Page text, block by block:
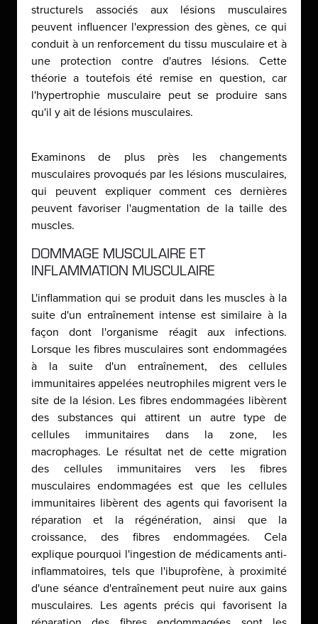
structurels associés aux lésions musculaires
peuvent influencer l'expression des gènes, ce qui
conduit à un renforcement du tissu musculaire et à
une protection contre d'autres lésions. Cette
théorie a toutefois été remise en question, car
l'hypertrophie musculaire peut se produire sans
qu'il y ait de lésions musculaires.
Examinons de plus près les changements
musculaires provoqués par les lésions musculaires,
qui peuvent expliquer comment ces dernières
peuvent favoriser l'augmentation de la taille des
muscles.
DOMMAGE MUSCULAIRE ET
INFLAMMATION MUSCULAIRE
L'inflammation qui se produit dans les muscles à la
suite d'un entraînement intense est similaire à la
façon dont l'organisme réagit aux infections.
Lorsque les fibres musculaires sont endommagées
à la suite d'un entraînement, des cellules
immunitaires appelées neutrophiles migrent vers le
site de la lésion. Les fibres endommagées libèrent
des substances qui attirent un autre type de
cellules immunitaires dans la zone, les
macrophages. Le résultat net de cette migration
des cellules immunitaires vers les fibres
musculaires endommagées est que les cellules
immunitaires libèrent des agents qui favorisent la
réparation et la régénération, ainsi que la
croissance, des fibres endommagées. Cela
explique pourquoi l'ingestion de médicaments anti-
inflammatoires, tels que l'ibuprofène, à proximité
d'une séance d'entraînement peut nuire aux gains
musculaires. Les agents précis qui favorisent la